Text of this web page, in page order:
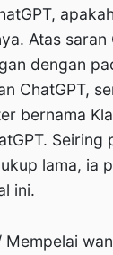
Atas saran
dengan
ChatGPT,
bernama
Seiring
lama, ia
ini.